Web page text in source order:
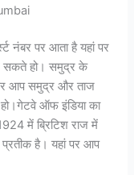
नंबर पर आता है यहां पर
सकते हो। समुद्र के
पर आप समुद्र और ताज
ऑफ इंडिया का
में ब्रिटिश राज में
प्रतीक है। यहां पर आप